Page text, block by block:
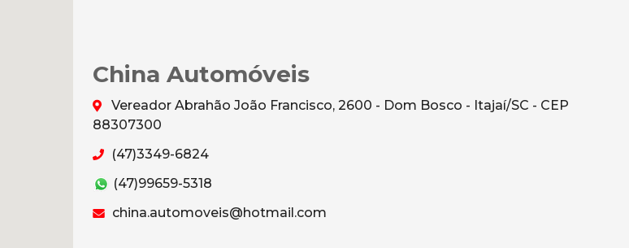
China Automóveis
Vereador Abrahão João Francisco, 2600 - Dom Bosco - Itajaí/SC - CEP
88307300
(47)3349-6824
(47)99659-5318
china.automoveis@hotmail.com